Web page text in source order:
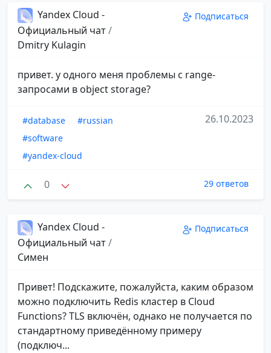
Yandex Cloud -
Официальный чат/
Dmitry Kulagin
Подписаться
привет. у одного меня проблемы с range-
запросами в object storage?
#database
#russian
#software
#yandex-cloud
26.10.2023
0 29 ответов
Yandex Cloud -
Официальный чат/
Симен
Подписаться
Привет! Подскажите, пожалуйста, каким образом
можно подключить Redis кластер в Cloud
Functions? TLS включён, однако не получается по
стандартному приведённому примеру
(подключ...